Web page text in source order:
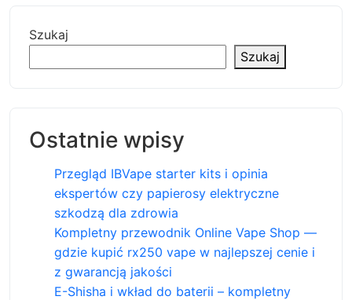
Szukaj
Szukaj
Ostatnie wpisy
Przegląd IBVape starter kits i opinia
ekspertów czy papierosy elektryczne
szkodzą dla zdrowia
Kompletny przewodnik Online Vape Shop —
gdzie kupić rx250 vape w najlepszej cenie i
z gwarancją jakości
E-Shisha i wkład do baterii – kompletny